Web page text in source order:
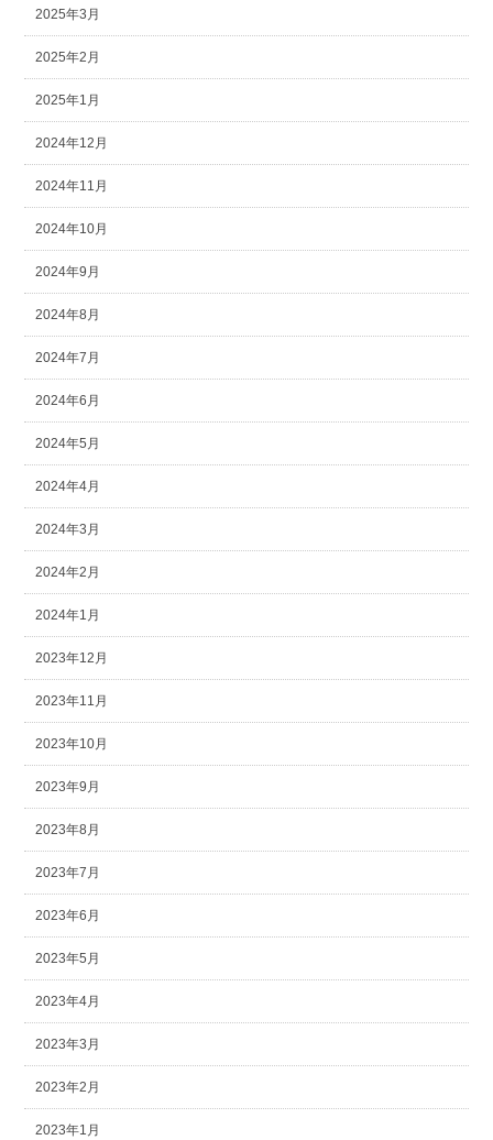
2025年3月
2025年2月
2025年1月
2024年12月
2024年11月
2024年10月
2024年9月
2024年8月
2024年7月
2024年6月
2024年5月
2024年4月
2024年3月
2024年2月
2024年1月
2023年12月
2023年11月
2023年10月
2023年9月
2023年8月
2023年7月
2023年6月
2023年5月
2023年4月
2023年3月
2023年2月
2023年1月